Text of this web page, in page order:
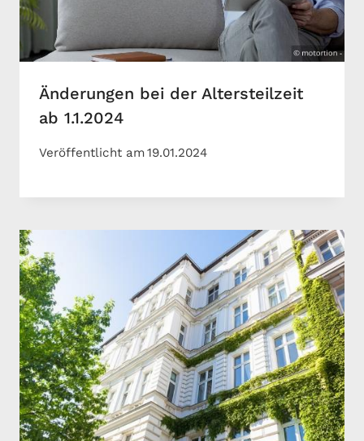
Änderungen bei der Altersteilzeit
ab 1.1.2024
Veröffentlicht am19.01.2024